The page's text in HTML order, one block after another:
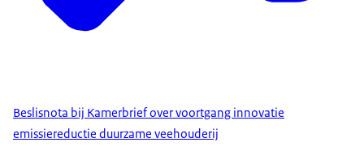
Beslisnota bij Kamerbrief over voortgang innovatie
emissiereductie duurzame veehouderij